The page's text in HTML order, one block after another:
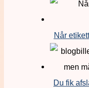
Når
Du fik